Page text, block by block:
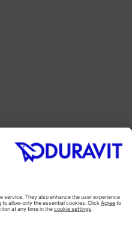
Instagram
Blog